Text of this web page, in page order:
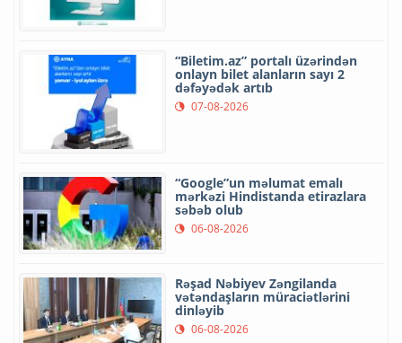
“Biletim.az” portalı üzərindən
onlayn bilet alanların sayı 2
dəfəyədək artıb
07-08-2026
“Google”un məlumat emalı
mərkəzi Hindistanda etirazlara
səbəb olub
06-08-2026
Rəşad Nəbiyev Zəngilanda
vətəndaşların müraciətlərini
dinləyib
06-08-2026